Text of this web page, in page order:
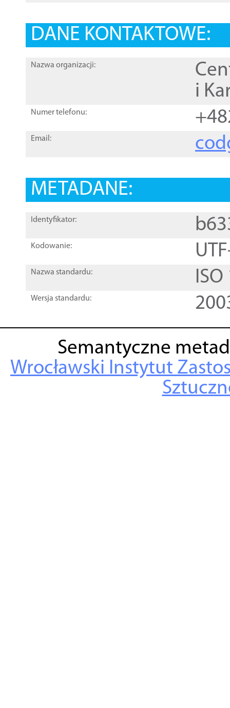
DANE KONTAKTOWE:
Nazwa organizacji:
i
Numer telefonu:
Email:
METADANE:
Identyfikator:
Kodowanie:
Nazwa standardu:
Wersja standardu:
Semantyczne
Wrocławski Instytut